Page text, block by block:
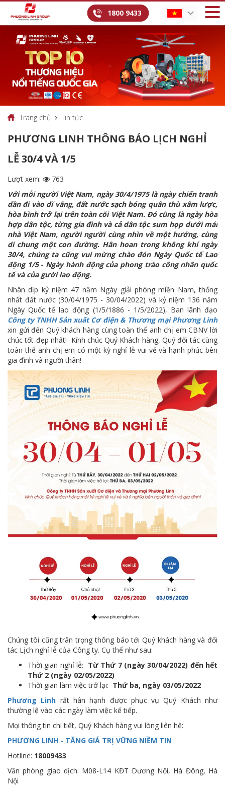
1800 9433
Trang chủ Tin tức
PHƯƠNG LINH THÔNG BÁO LỊCH NGHỈ
LỄ 30/4 VÀ 1/5
Lượt xem:
763
Với mỗi người Việt Nam, ngày 30/4/1975 là ngày chiến tranh
dần đi vào dĩ vãng, đất nước sạch bóng quân thù xâm lược,
hòa bình trở lại trên toàn cõi Việt Nam. Đó cũng là ngày hòa
hợp dân tộc, từng gia đình và cả dân tộc sum họp dưới mái
nhà Việt Nam, người người cùng nhìn về một hướng, cùng
di chung một con đường. Hân hoan trong không khí ngày
30/4, chúng ta cũng vui mừng chào đón Ngày Quốc tế Lao
động 1/5 - Ngày hành động của phong trào công nhân quốc
tế và của gười lao động.
Nhân dịp kỷ niệm 47 năm Ngày giải phóng miền Nam, thống
nhất đất nước (30/04/1975 - 30/04/2022) và kỷ niệm 136 năm
Ngày Quốc tế lao động (1/5/1886 - 1/5/2022), Ban lãnh đạo
Công ty TNHH Sản xuất Cơ điện & Thương mại Phương Linh
xin gửi đến Quý khách hàng cùng toàn thể anh chị em CBNV lời
chúc tốt đẹp nhất! Kính chúc Quý Khách hàng, Quý đối tác cùng
toàn thể anh chị em có một kỳ nghỉ lễ vui vẻ và hạnh phúc bên
gia đình và người thân!
Chúng tôi cũng trân trọng thông báo tới Quý khách hàng và đối
tác Lịch nghỉ lễ của Công ty. Cụ thể như sau:
Thời gian nghỉ lễ: Từ Thứ 7 (ngày 30/04/2022) đến hết
Thứ 2 (ngày 02/05/2022)
Thời gian làm việc trở lại: Thứ ba, ngày 03/05/2022
Phương Linh rất hân hạnh được phục vụ Quý Khách như
thường lệ vào các ngày làm việc kế tiếp.
Mọi thông tin chi tiết, Quý Khách hàng vui lòng liên hệ:
PHƯƠNG LINH - TĂNG GIÁ TRỊ VỮNG NIỀM TIN
Hotline: 18009433
Văn phòng giao dịch: M08-L14 KĐT Dương Nội, Hà Đông, Hà
Nội